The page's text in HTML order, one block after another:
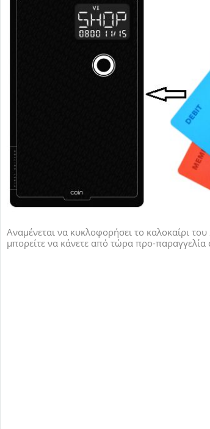
Αναμένεται να κυκλοφορήσει το καλοκαίρι
μπορείτε να κάνετε από τώρα προ-